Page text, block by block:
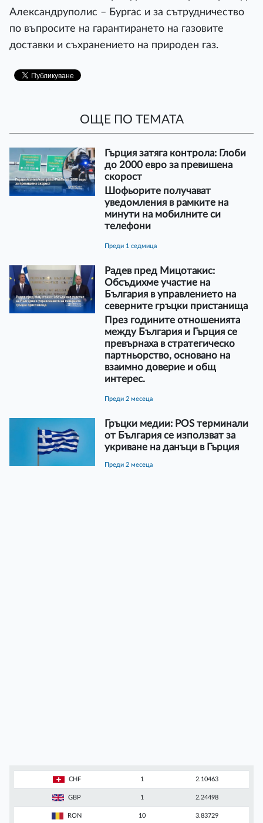
Александруполис – Бургас и за сътрудничество
по въпросите на гарантирането на газовите
доставки и съхранението на природен газ.
ОЩЕ ПО ТЕМАТА
Гърция затяга контрола: Глоби
до 2000 евро за превишена
скорост
Шофьорите получават
уведомления в рамките на
минути на мобилните си
телефони
преди 1 седмица
Радев пред Мицотакис:
Обсъдихме участие на
България в управлението на
северните гръцки пристанища
През годините отношенията
между България и Гърция се
превърнаха в стратегическо
партньорство, основано на
взаимно доверие и общ
интерес.
преди 2 месеца
Гръцки медии: POS терминали
от България се използват за
укриване на данъци в Гърция
преди 2 месеца
CHF 1 2.10463
GBP 1 2.24498
RON 10 3.83729